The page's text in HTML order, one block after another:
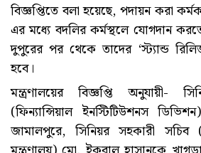
বিজ্ঞপ্তিতে বলা হয়েছে, পদায়ন করা
এর মধ্যে বদলির কর্মস্থলে যোগদান
দুপুরের পর থেকে তাদের ‘স্ট্যান্ড
হবে।
মন্ত্রণালয়ের বিজ্ঞপ্তি অনুযায়ী-
(ফিন্যান্সিয়াল ইনস্টিটিউশনস
জামালপুরে, সিনিয়র সহকারী সচিব